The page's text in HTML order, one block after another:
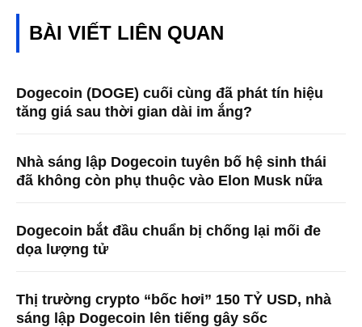
BÀI VIẾT LIÊN QUAN
Dogecoin (DOGE) cuối cùng đã phát tín hiệu
tăng giá sau thời gian dài im ắng?
Nhà sáng lập Dogecoin tuyên bố hệ sinh thái
đã không còn phụ thuộc vào Elon Musk nữa
Dogecoin bắt đầu chuẩn bị chống lại mối đe
dọa lượng tử
Thị trường crypto “bốc hơi” 150 TỶ USD, nhà
sáng lập Dogecoin lên tiếng gây sốc